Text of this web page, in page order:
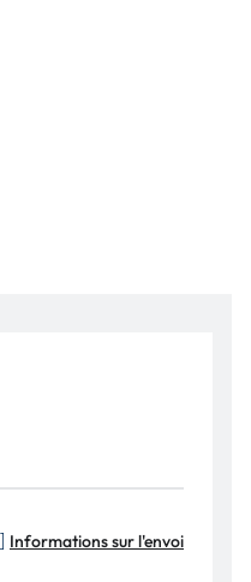
Informations sur l'envoi